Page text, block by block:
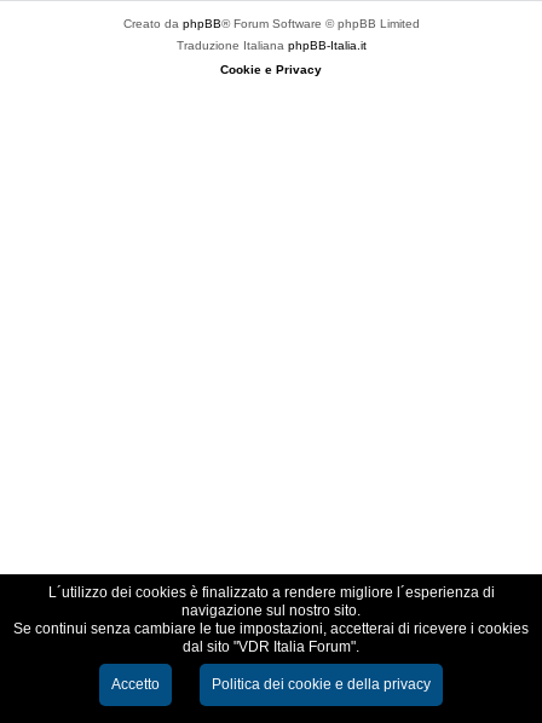
Creato da phpBB® Forum Software © phpBB Limited
Traduzione Italiana phpBB-Italia.it
Cookie e Privacy
L´utilizzo dei cookies è finalizzato a rendere migliore l´esperienza di
navigazione sul nostro sito.
Se continui senza cambiare le tue impostazioni, accetterai di ricevere i cookies
dal sito "VDR Italia Forum".
Accetto Politica dei cookie e della privacy